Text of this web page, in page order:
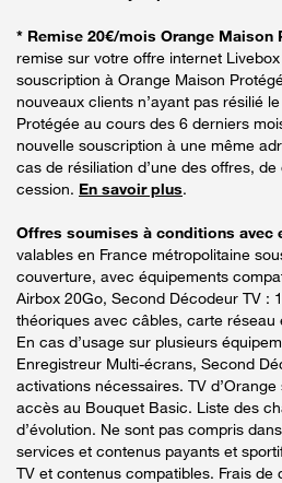
* Remise 20€/mois Orange Maison
remise sur votre offre internet
souscription à Orange Maison
nouveaux clients n’ayant pas résilié
Protégée au cours des 6 derniers
nouvelle souscription à une même
cas de résiliation d’une des offres,
cession. En savoir plus.
Offres soumises à conditions avec
valables en France métropolitaine
couverture, avec équipements
Airbox 20Go, Second Décodeur TV :
théoriques avec câbles, carte réseau
En cas d’usage sur plusieurs
Enregistreur Multi-écrans, Second
activations nécessaires. TV
accès au Bouquet Basic. Liste des
d’évolution. Ne sont pas compris
services et contenus payants et
TV et contenus compatibles. Frais de